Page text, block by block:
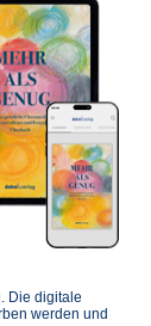
Die digitale
werden und